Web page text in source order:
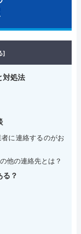
]
対処法
に連絡するのがお
他の連絡先とは？
る？